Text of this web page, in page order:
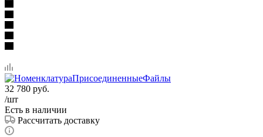
32 780 руб.
/шт
Есть в наличии
Рассчитать доставку